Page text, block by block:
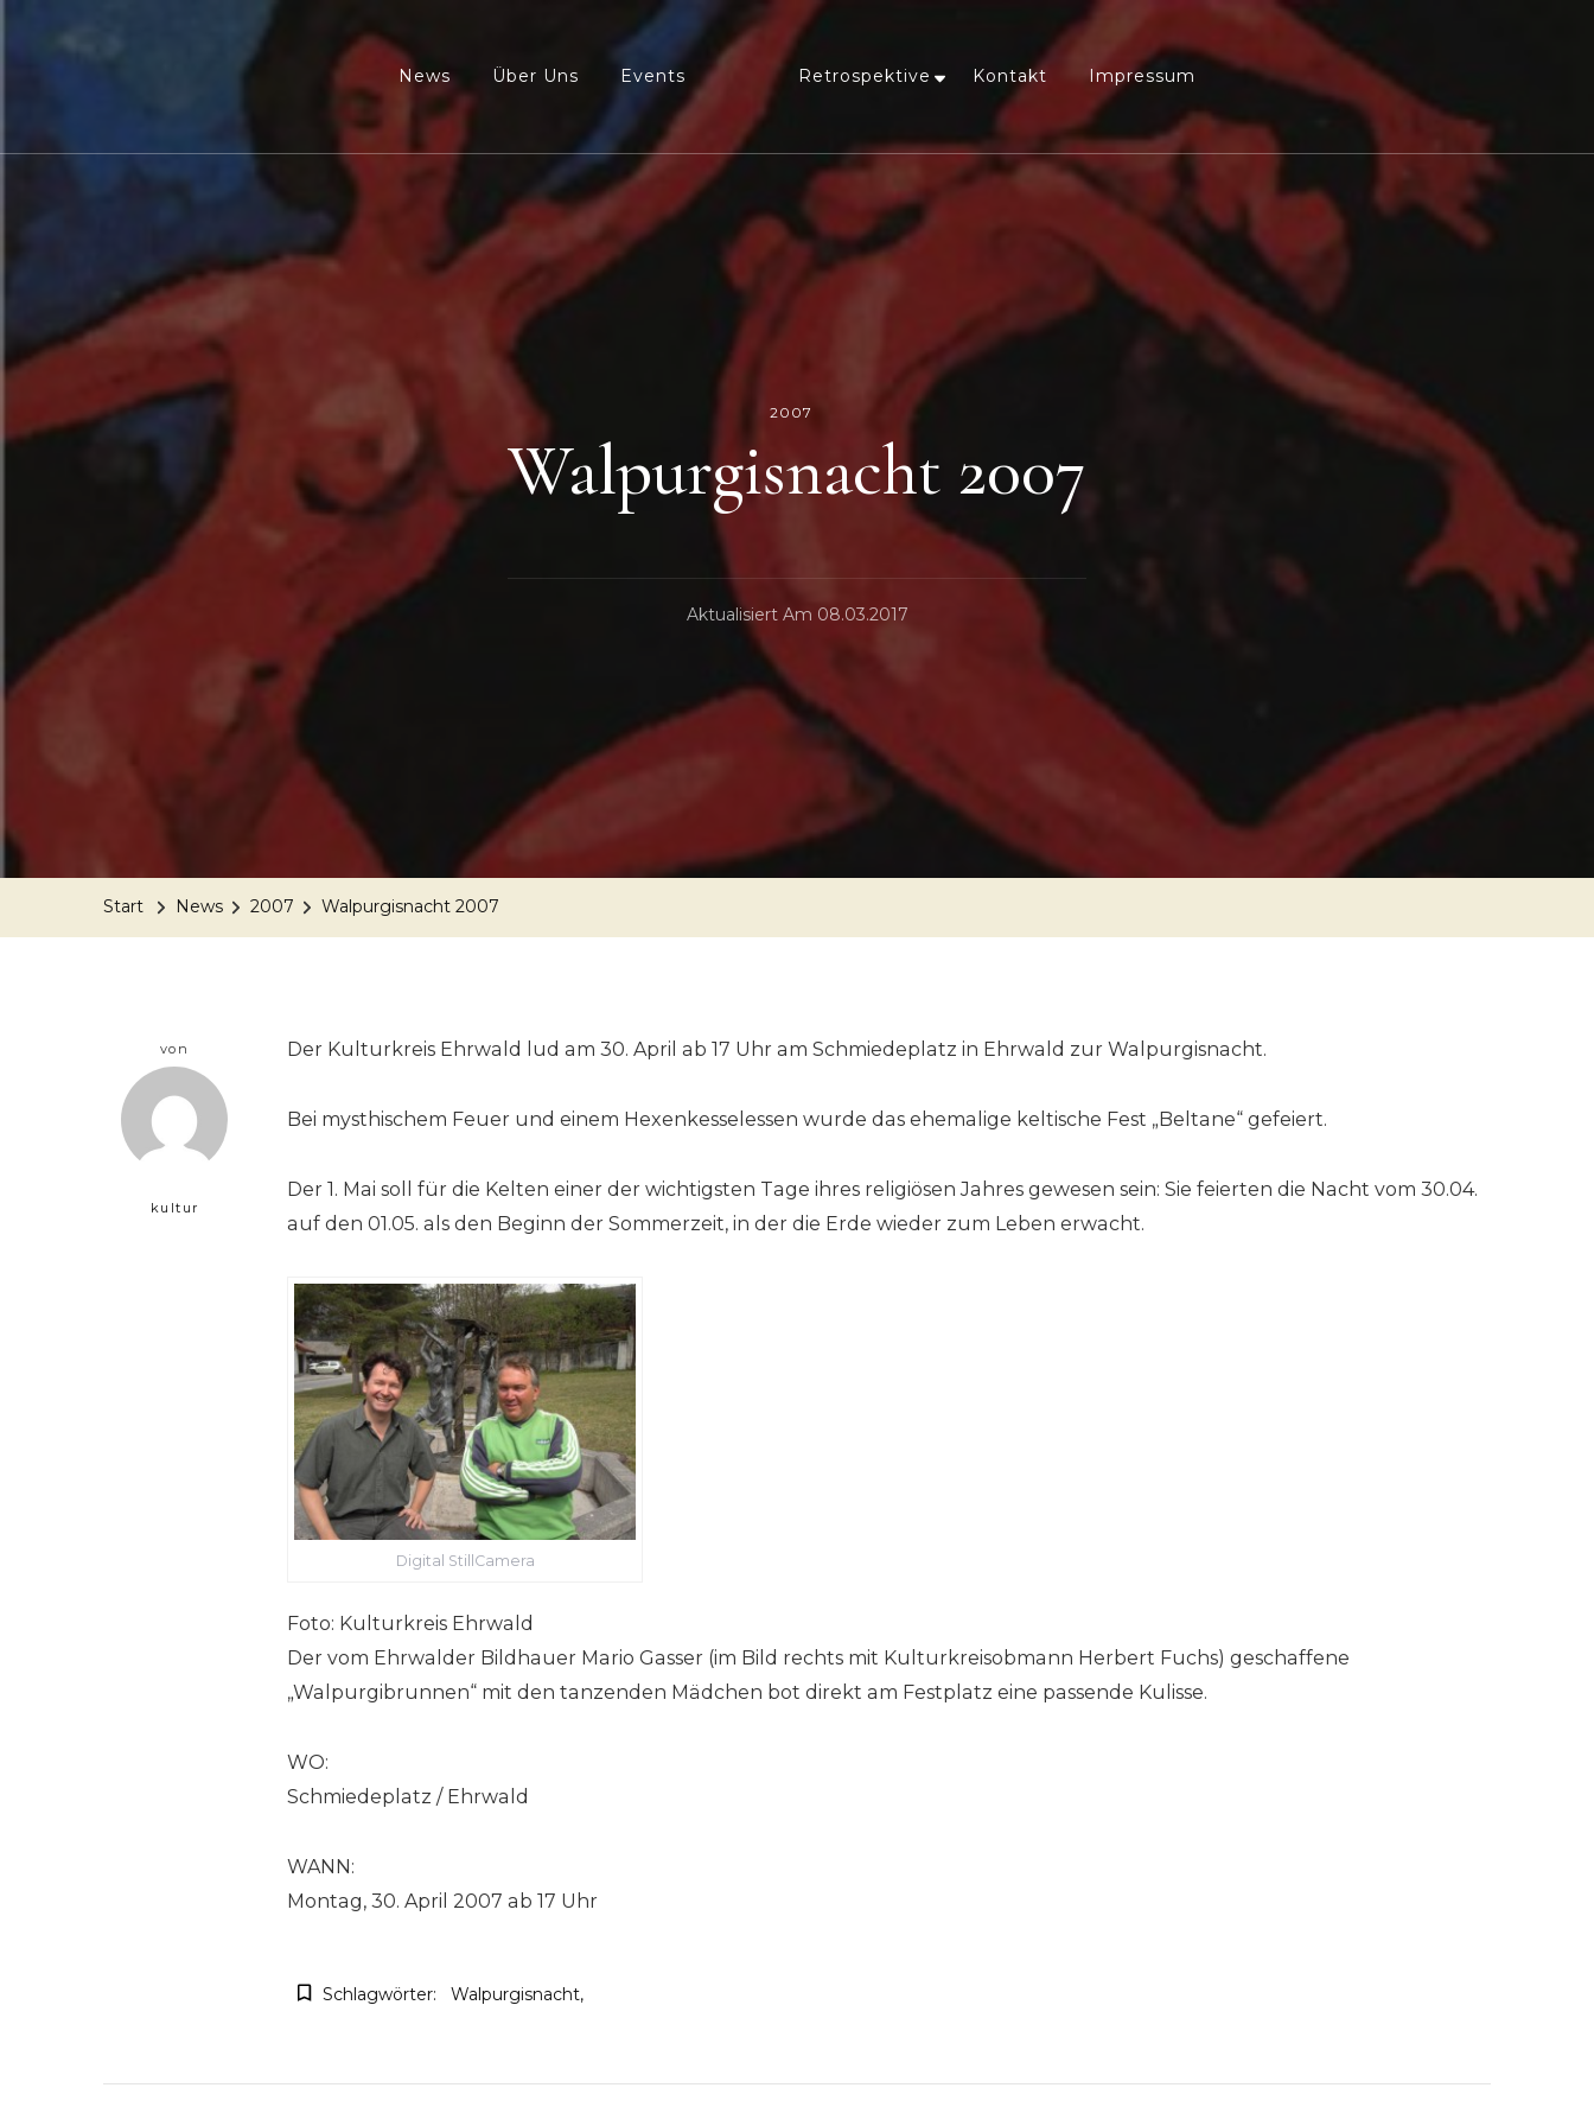
News Über Uns Events Retrospektive Kontakt Impressum
2007
Walpurgisnacht 2007
Aktualisiert Am 08.03.2017
Start News 2007 Walpurgisnacht 2007
von
kultur
Der Kulturkreis Ehrwald lud am 30. April ab 17 Uhr am Schmiedeplatz in Ehrwald zur Walpurgisnacht.
Bei mysthischem Feuer und einem Hexenkesselessen wurde das ehemalige keltische Fest „Beltane“ gefeiert.
Der 1. Mai soll für die Kelten einer der wichtigsten Tage ihres religiösen Jahres gewesen sein: Sie feierten die Nacht vom 30.04.
auf den 01.05. als den Beginn der Sommerzeit, in der die Erde wieder zum Leben erwacht.
Digital StillCamera
Foto: Kulturkreis Ehrwald
Der vom Ehrwalder Bildhauer Mario Gasser (im Bild rechts mit Kulturkreisobmann Herbert Fuchs) geschaffene
„Walpurgibrunnen“ mit den tanzenden Mädchen bot direkt am Festplatz eine passende Kulisse.
WO:
Schmiedeplatz / Ehrwald
WANN:
Montag, 30. April 2007 ab 17 Uhr
Schlagwörter: Walpurgisnacht